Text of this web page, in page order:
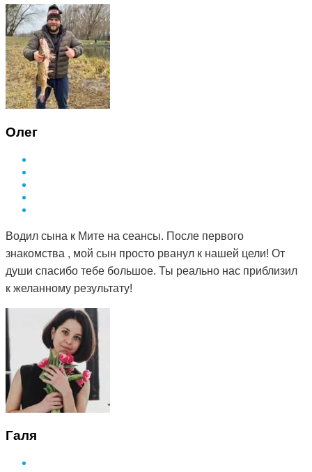
Олег
Водил сына к Мите на сеансы. После первого
знакомства , мой сын просто рванул к нашей цели! От
души спасибо тебе большое. Ты реально нас приблизил
к желанному результату!
Галя